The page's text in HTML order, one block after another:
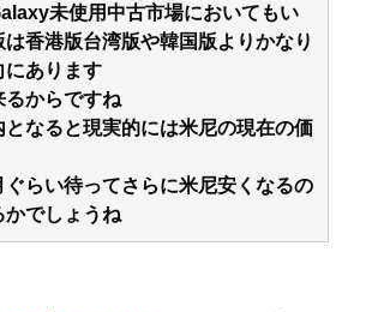
未使用中古市場においてもい
香港版台湾版や韓国版よりかなり
にあります
るからですね
となると現実的には米尼の現在の価
ぐらい待ってさらに米尼安くなるの
かでしょうね